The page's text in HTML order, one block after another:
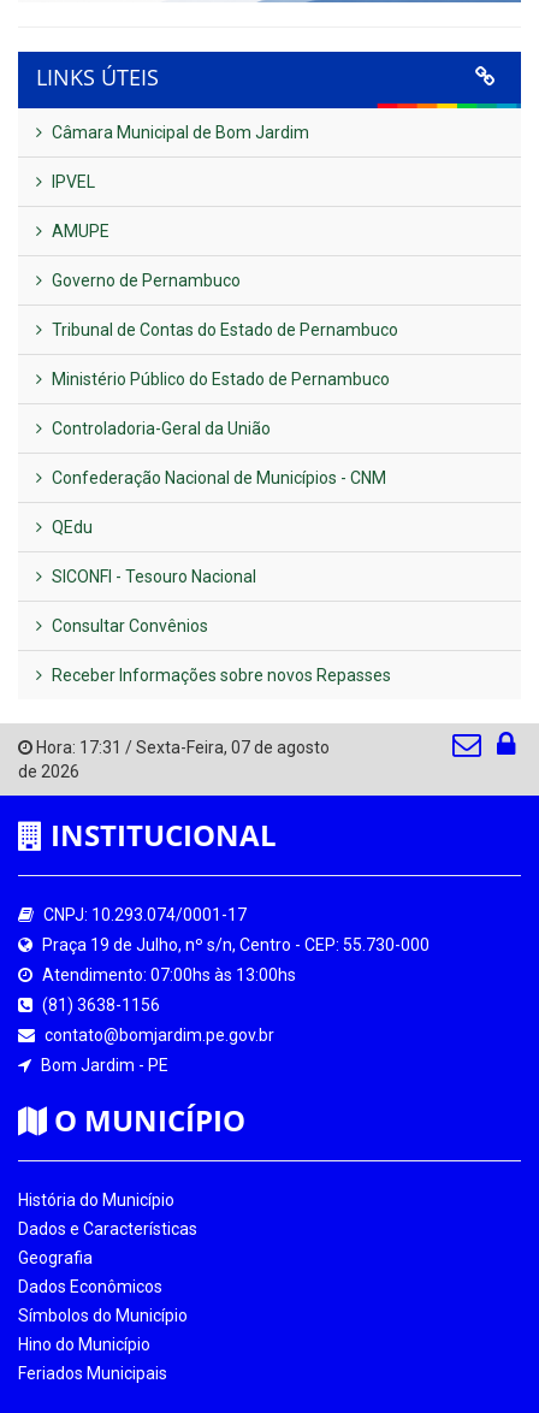
LINKS ÚTEIS
Câmara Municipal de Bom Jardim
IPVEL
AMUPE
Governo de Pernambuco
Tribunal de Contas do Estado de Pernambuco
Ministério Público do Estado de Pernambuco
Controladoria-Geral da União
Confederação Nacional de Municípios - CNM
QEdu
SICONFI - Tesouro Nacional
Consultar Convênios
Receber Informações sobre novos Repasses
Hora: 17:31 /Sexta-Feira, 07 de agosto
de 2026
INSTITUCIONAL
CNPJ: 10.293.074/0001-17
Praça 19 de Julho, nº s/n, Centro - CEP: 55.730-000
Atendimento: 07:00hs às 13:00hs
(81) 3638-1156
contato@bomjardim.pe.gov.br
Bom Jardim - PE
O MUNICÍPIO
História do Município
Dados e Características
Geografia
Dados Econômicos
Símbolos do Município
Hino do Município
Feriados Municipais